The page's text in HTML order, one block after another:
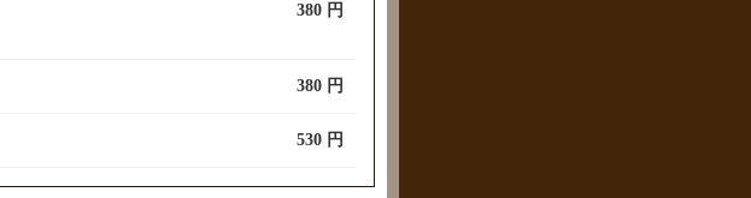
380 円
380 円
530 円